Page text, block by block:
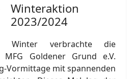
Winteraktion
2023/2024
Winter verbrachte die
MFG Goldener Grund e.V.
Vormittage mit spannenden